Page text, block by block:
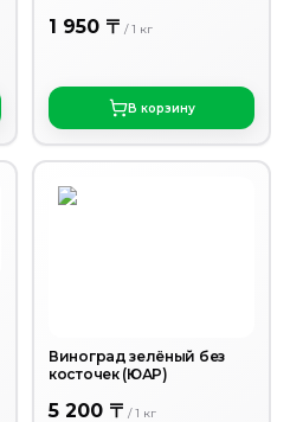
1 950 〒 /1 кг
В корзину
Виноград зелёный без
косточек (ЮАР)
5 200 〒 /1 кг